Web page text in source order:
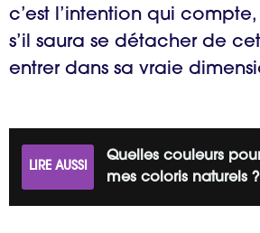
c’est l’intention qui
s’il saura se détacher de
entrer dans sa vraie
LIRE AUSSI
Quelles couleurs
mes coloris naturels ?